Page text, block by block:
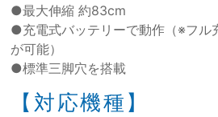
●最大伸縮 約83cm
●充電式バッテリーで動作（※フル
が可能）
●標準三脚穴を搭載
【対応機種】